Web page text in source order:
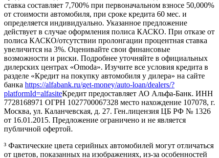
ставка составляет 7,700% при первоначальном взносе 50,000%
от стоимости автомобиля, при сроке кредита 60 мес. и
определяется индивидуально. Указанное предложение
действует в случае оформления полиса КАСКО. При отказе от
полиса КАСКО/отсутствии пролонгации процентная ставка
увеличится на 3%. Оценивайте свои финансовые
возможности и риски. Подробнее уточняйте в официальных
дилерских центрах «Omoda». Изучите все условия кредита в
разделе «Кредит на покупку автомобиля у дилера» на сайте
банка https://alfabank.ru/get-money/auto-loan/dealers/?
platformId=alfasiteКредит предоставляет АО Альфа-Банк. ИНН
7728168971 ОГРН 1027700067328 место нахождение 107078, г.
Москва, ул. Каланчевская, д. 27. Ген.лицензия ЦБ РФ № 1326
от 16.01.2015. Предложение ограничено и не является
публичной офертой.
³ Фактические цвета серийных автомобилей могут отличаться
от цветов, показанных на изображениях, из-за особенностей